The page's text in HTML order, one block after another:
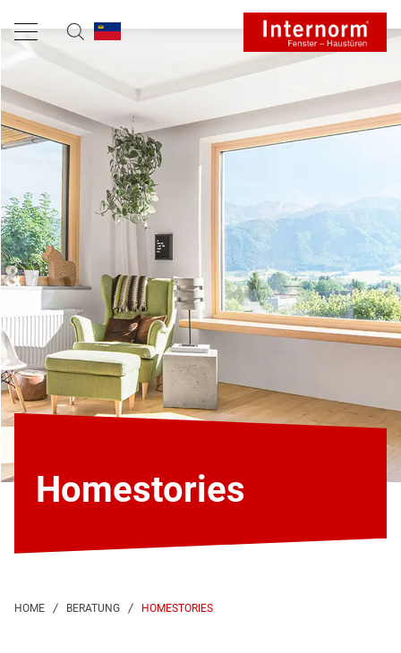
Homestories
HOMESTORIES